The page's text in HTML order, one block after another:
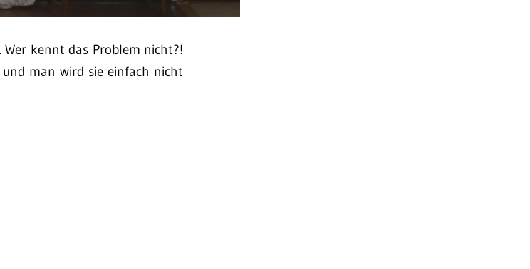
kennt das Problem nicht?!
man wird sie einfach nicht